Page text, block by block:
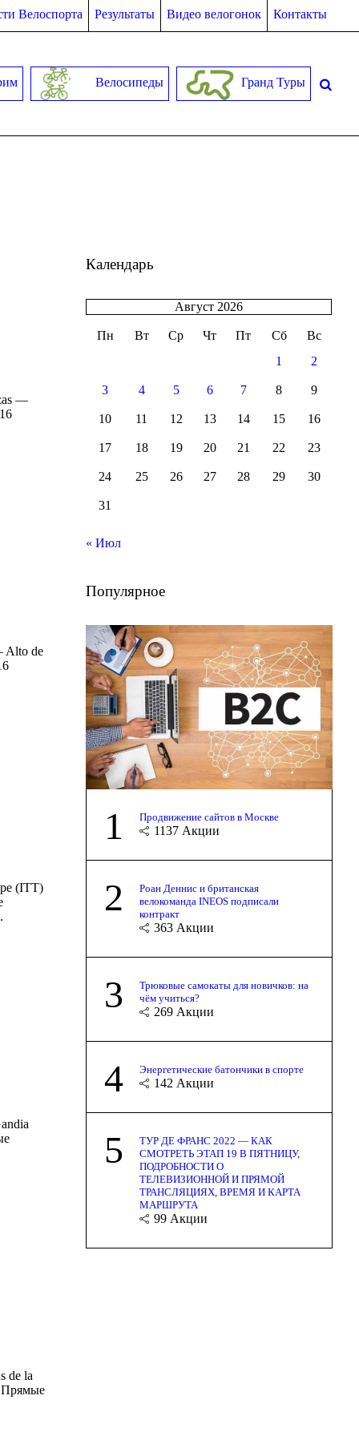
Велоспорта Результаты Видео велогонок Контакты
Велосипеды Гранд Туры
—
Alto de
(ITT)
de la
Прямые
Календарь
Август 2026
Пн Вт Ср Чт Пт Сб
Вс
1
2
3 4 5 6 7 8 9
10 11 12 13 14 15 16
17 18 19 20 21 22 23
24 25 26 27 28 29 30
31
« Июл
Популярное
1 Продвижение сайтов в Москве
1137 Акции
2
Роан Деннис и британская
велокоманда INEOS подписали
контракт
363 Акции
3
Трюковые самокаты для новичков: на
чём учиться?
269 Акции
4 Энергетические батончики в спорте
142 Акции
5
ТУР ДЕ ФРАНС 2022 — КАК
СМОТРЕТЬ ЭТАП 19 В ПЯТНИЦУ,
ПОДРОБНОСТИ О
ТЕЛЕВИЗИОННОЙ И ПРЯМОЙ
ТРАНСЛЯЦИЯХ, ВРЕМЯ И КАРТА
МАРШРУТА
99 Акции